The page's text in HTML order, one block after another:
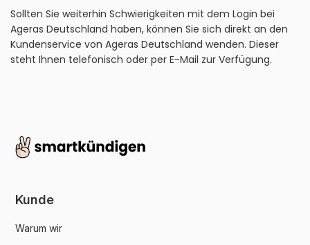
Sollten Sie weiterhin Schwierigkeiten mit dem Login bei
Ageras Deutschland haben, können Sie sich direkt an den
Kundenservice von Ageras Deutschland wenden. Dieser
steht Ihnen telefonisch oder per E-Mail zur Verfügung.
Kunde
Warum wir